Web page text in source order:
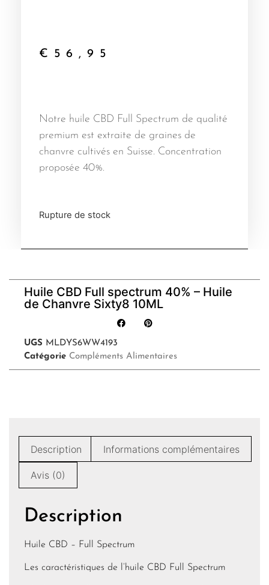
€ 56,95
Notre huile CBD Full Spectrum de qualité
premium est extraite de graines de
chanvre cultivés en Suisse. Concentration
proposée 40%.
Rupture de stock
Huile CBD Full spectrum 40% – Huile
de Chanvre Sixty8 10ML
UGS MLDYS6WW4193
Catégorie Compléments Alimentaires
Description Informations complémentaires
Avis (0)
Description
Huile CBD – Full Spectrum
Les caractéristiques de l’huile CBD Full Spectrum